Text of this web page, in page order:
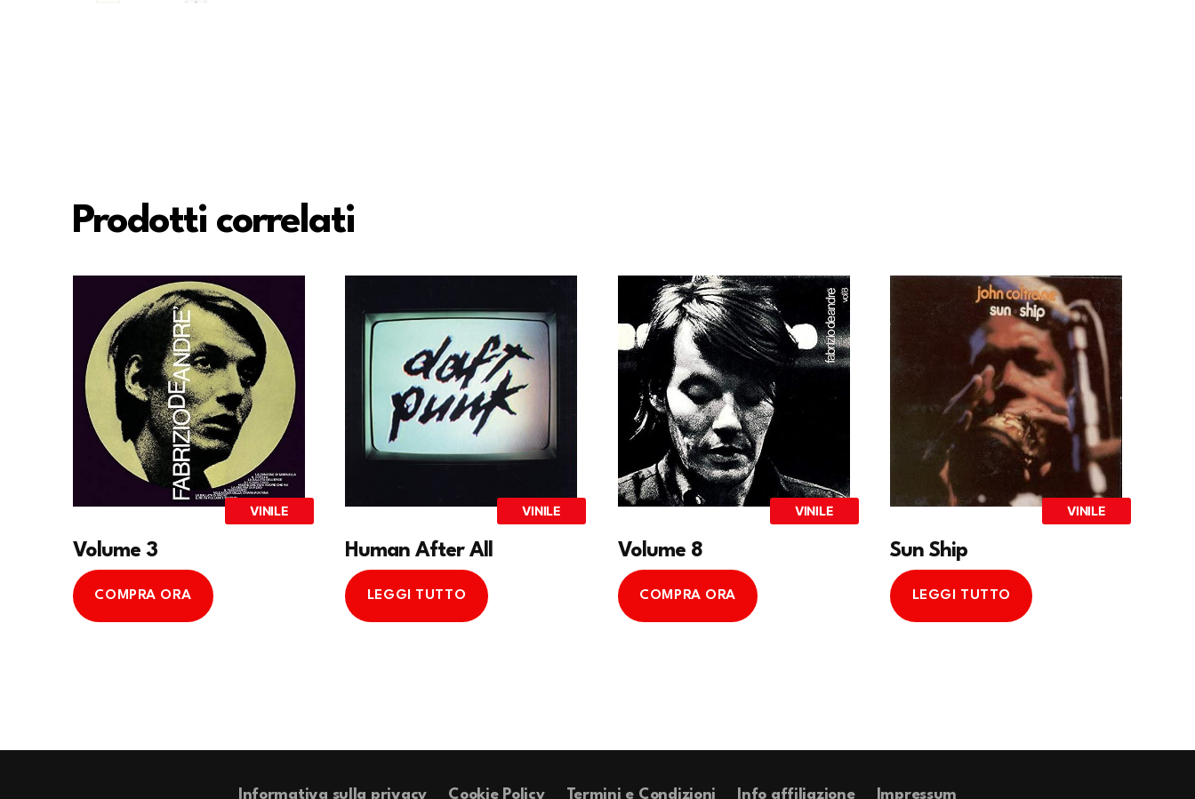
Prodotti correlati
VINILE
Volume 3
COMPRA ORA
VINILE
Human After All
LEGGI TUTTO
VINILE
Volume 8
COMPRA ORA
VINILE
Sun Ship
LEGGI TUTTO
Informativa sulla privacy Cookie Policy Termini e Condizioni Info affiliazione Impressum